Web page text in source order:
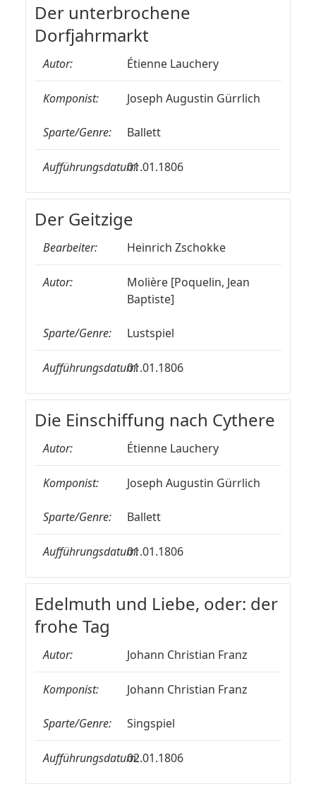
Der unterbrochene
Dorfjahrmarkt
Autor: Étienne Lauchery
Komponist: Joseph Augustin Gürrlich
Sparte/Genre: Ballett
Aufführungsdatum:01.01.1806
Der Geitzige
Bearbeiter: Heinrich Zschokke
Autor:
Molière [Poquelin, Jean
Baptiste]
Sparte/Genre: Lustspiel
Aufführungsdatum:01.01.1806
Die Einschiffung nach Cythere
Autor: Étienne Lauchery
Komponist: Joseph Augustin Gürrlich
Sparte/Genre: Ballett
Aufführungsdatum:01.01.1806
Edelmuth und Liebe, oder: der
frohe Tag
Autor: Johann Christian Franz
Komponist: Johann Christian Franz
Sparte/Genre: Singspiel
Aufführungsdatum:02.01.1806